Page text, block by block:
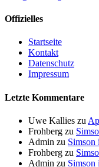
Offizielles
Startseite
Kontakt
Datenschutz
Impressum
Letzte Kommentare
Uwe Kallies zu
Frohberg zu
Admin zu Simson
Frohberg zu
Admin zu Simson